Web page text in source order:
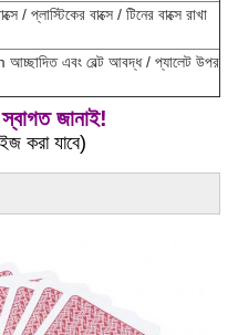
/ প্লাস্টিকের বাক্সে / টিনের বাক্সে রাখা
আচ্ছাদিত এবং বেল্ট আবদ্ধ / প্যালেট উপর
জানাই!
করা যাবে)